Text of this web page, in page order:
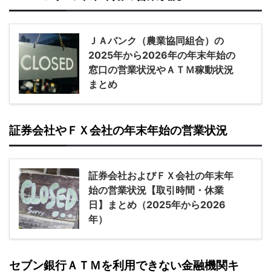
ＪＡバンク（農業協同組合）の
2025年から2026年の年末年始の
窓口の営業状況やＡＴＭ稼動状況
まとめ
証券会社やＦＸ会社の年末年始の営業状況
証券会社およびＦＸ会社の年末年
始の営業状況【取引時間・休業
日】まとめ（2025年から2026
年）
セブン銀行ＡＴＭを利用できない金融機関キ